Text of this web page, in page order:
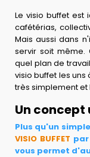
Le visio buffet est
cafétérias,
Mais aussi dans
servir soit
quel plan de
visio buffet les
très simplement
Un concept
Plus qu'un
VISIO BUFFET
vous permet